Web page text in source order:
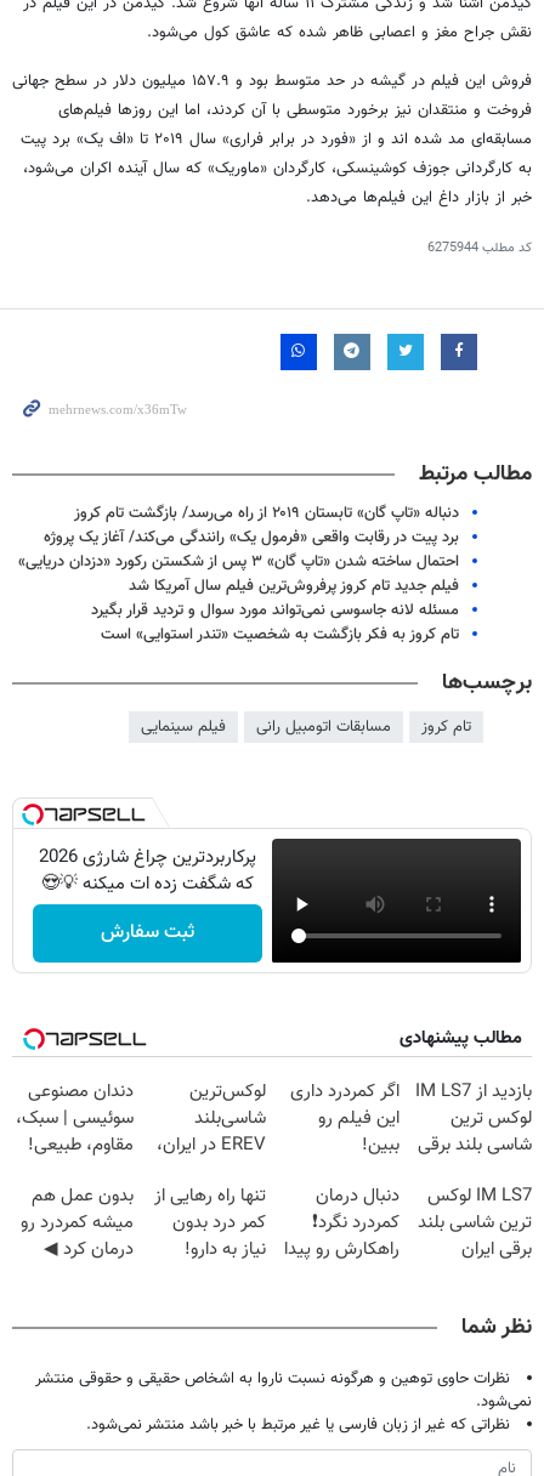
نقش جراح مغز و اعصابی ظاهر شده که عاشق کول می‌شود.
فروش این فیلم در گیشه در حد متوسط بود و ۱۵۷.۹ میلیون دلار در سطح جهانی
فروخت و منتقدان نیز برخورد متوسطی با آن کردند، اما این روزها فیلم‌های
مسابقه‌ای مد شده اند و از «فورد در برابر فراری» سال ۲۰۱۹ تا «اف یک» برد پیت
به کارگردانی جوزف کوشینسکی، کارگردان «ماوریک» که سال آینده اکران می‌شود،
خبر از بازار داغ این فیلم‌ها می‌دهد.
کد مطلب6275944
مطالب مرتبط
دنباله «تاپ گان» تابستان ۲۰۱۹ از راه می‌رسد/ بازگشت تام کروز
برد پیت در رقابت واقعی «فرمول یک» رانندگی می‌کند/ آغاز یک پروژه
احتمال ساخته شدن «تاپ گان» ۳ پس از شکستن رکورد «دزدان دریایی»
فیلم جدید تام کروز پرفروش‌ترین فیلم سال آمریکا شد
مسئله لانه جاسوسی نمی‌تواند مورد سوال و تردید قرار بگیرد
تام کروز به فکر بازگشت به شخصیت «تندر استوایی» است
برچسب‌ها
تام کروز مسابقات اتومبیل رانی فیلم سینمایی
پرکاربردترین چراغ شارژی 2026
که شگفت زده ات میکنه 💡😍
ثبت سفارش
مطالب پیشنهادی
بازدید از IM LS7
لوکس ترین
شاسی بلند برقی
انقلاب
اگر کمردرد داری
این فیلم رو
ببین!
پر کن◖
لوکس‌ترین
شاسی‌بلند
EREV در ایران،
رونمایی شد!
دندان مصنوعی
سوئیسی | سبک،
مقاوم، طبیعی!
رایگان+پرداخت
اقساطی😍
IM LS7 لوکس
ترین شاسی بلند
برقی ایران
دنبال درمان
کمردرد نگرد❗
راهکارش رو پیدا
تنها راه رهایی از
کمر درد بدون
نیاز به دارو!
بدون عمل هم
میشه کمردرد رو
درمان کرد ◀
نظر شما
نظرات حاوی توهین و هرگونه نسبت ناروا به اشخاص حقیقی و حقوقی منتشر
نمی‌شود.
نظراتی که غیر از زبان فارسی یا غیر مرتبط با خبر باشد منتشر نمی‌شود.